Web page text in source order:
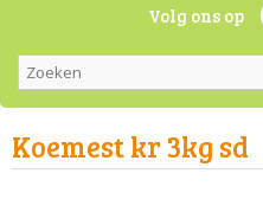
Volg ons op
Koemest kr 3kg sd